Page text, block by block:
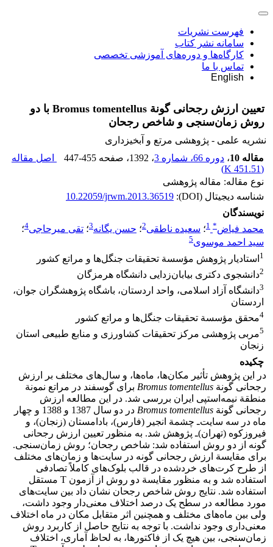
فهرست نشریات
سامانه نشر کتاب
کارگاه‌ها و دوره‌های آموزشی تخصصی
تماس با ما
English
تعیین ارزش رجحانی گونة Bromus tomentellus با دو
روش زمان‌سنجی و شاخص رجحان
نشریه علمی - پژوهشی مرتع و آبخیزداری
مقاله 10
، دوره 66، شماره 3 ، 1392 ، صفحه 447-455
اصل مقاله
(
451.51 K
)
نوع مقاله: مقاله پژوهشی
شناسه دیجیتال (DOI):
10.22059/jrwm.2013.36519
نویسندگان
محمد فیاض*
1؛ سعیده ناطقی2؛ حسن یگانه3؛ تقی میرحاجی4؛
سید احمد موسوی5
1 استادیار پژوهش مؤسسة تحقیقات جنگل‌ها و مراتع کشور
2دانشجوی دکتری بیابان‌زدایی دانشگاه هرمزگان
3دانشگاه آزاد اسلامی، واحد اردستان، باشگاه پژوهشگران جوان،
اردستان
4محقق مؤسسة تحقیقات جنگل‌ها و مراتع کشور
5مربی پژوهشی مرکز تحقیقات کشاورزی و منابع طبیعی استان
زنجان
چکیده
در این پژوهش تأثیر مکان‌ها، ماه‌ها، و سال‌های مختلف بر ارزش
رجحانی گونة
Bromus tomentellus
برای گوسفند در مراتع نمونة
منطقة نیمه‌استپی ایران بررسی شد. در این مطالعه ارزش
رجحانی گونة
Bromus tomentellus
در دو سال‌ 1387 و 1388‌ و چهار
ماه در سه سایت‌ـ چشمة انجیر (فارس)، بادامستان (زنجان)، و
فیروزکوه (تهران)‌ـ پژوهش شد. به منظور تعیین ارزش رجحانی
گونه از دو روش استفاده شد: شاخص رجحان؛ روش زمان‌سنجی.
برای مقایسة ارزش رجحانی گونه در سایت‌‌ها و زمان‌های مختلف
از طرح کرت‌های خردشده در قالب بلوک‌های کاملاً تصادفی
استفاده شد و به منظور مقایسة دو روش از آزمون T مستقل
استفاده شد. نتایج روش شاخص رجحان نشان داد بین سایت‌های
مورد مطالعه در سطح یک درصد اختلاف معنی‌دار وجود داشت،
ولی بین ماه‌های مختلف و همچنین اثر متقابل مکان در ماه اختلاف
معنی‌داری وجود نداشت. با توجه به نتایج حاصل از کاربرد روش
زمان‌سنجی، بین هیچ یک از فاکتور‌‌ها، به لحاظ آماری، اختلاف